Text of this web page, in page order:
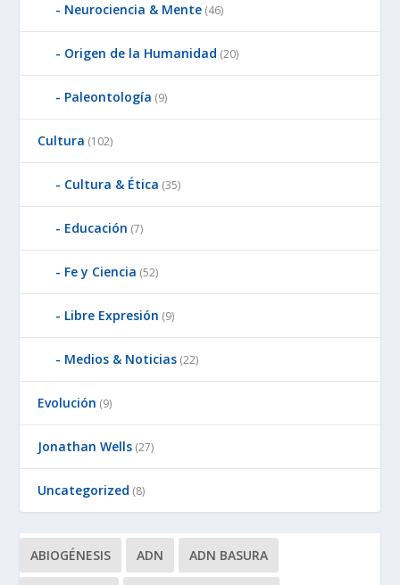
Neurociencia & Mente (46)
Origen de la Humanidad (20)
Paleontología (9)
Cultura (102)
Cultura & Ética (35)
Educación (7)
Fe y Ciencia (52)
Libre Expresión (9)
Medios & Noticias (22)
Evolución (9)
Jonathan Wells (27)
Uncategorized (8)
ABIOGÉNESIS ADN ADN BASURA